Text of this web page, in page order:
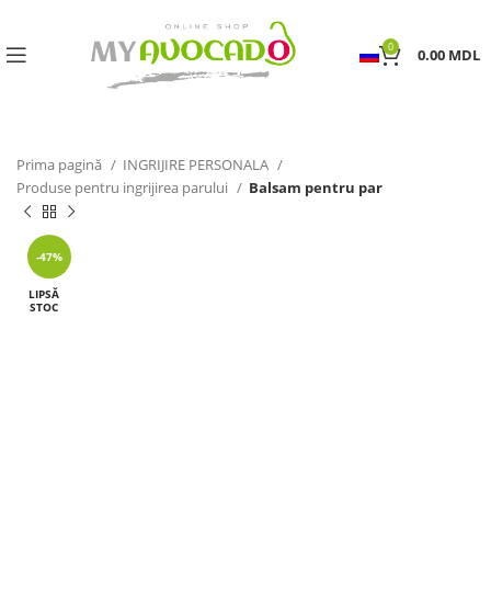
0 0.00 MDL
Prima pagină
INGRIJIRE PERSONALA
Produse pentru ingrijirea parului
Balsam pentru par
-47%
LIPSĂ
STOC